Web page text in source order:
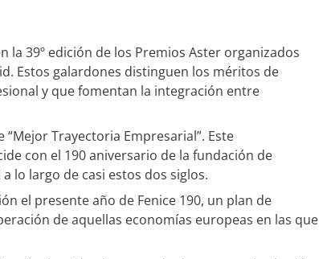
la 39º edición de los Premios Aster organizados
Estos galardones distinguen los méritos de
y que fomentan la integración entre
Trayectoria Empresarial”. Este
con el 190 aniversario de la fundación de
lo largo de casi estos dos siglos.
el presente año de Fenice 190, un plan de
de aquellas economías europeas en las que